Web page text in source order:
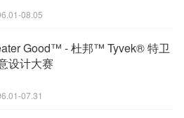
08.05
Good™ - 杜邦™ Tyvek® 特卫
设计大赛
07.31